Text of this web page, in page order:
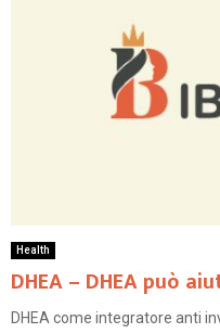
Health
DHEA – DHEA può
DHEA come integratore anti